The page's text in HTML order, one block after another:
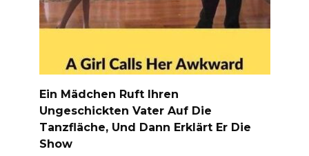
Ein Mädchen Ruft Ihren
Ungeschickten Vater Auf Die
Tanzfläche, Und Dann Erklärt Er Die
Show